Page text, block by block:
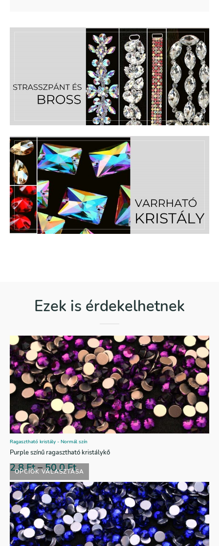
Ezek is érdekelhetnek
OPCIÓK VÁLASZTÁSA
Ragasztható kristály - Normál szín
Purple színű ragasztható kristálykő
2,8Ft–50,0Ft